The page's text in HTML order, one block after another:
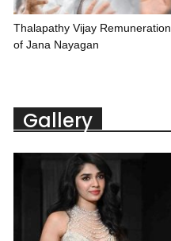
Thalapathy Vijay Remuneration
of Jana Nayagan
Gallery